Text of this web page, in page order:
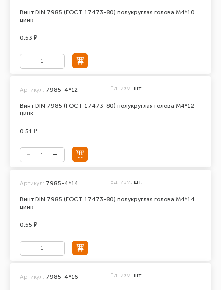
Винт DIN 7985 (ГОСТ 17473-80) полукруглая голова М4*10
цинк
0.53 ₽
Винт DIN 7985 (ГОСТ 17473-80) полукруглая голова М4*12
цинк
Артикул: 7985-4*12 Ед. изм. шт.
0.51 ₽
Винт DIN 7985 (ГОСТ 17473-80) полукруглая голова М4*14
цинк
Артикул: 7985-4*14 Ед. изм. шт.
0.55 ₽
Артикул: 7985-4*16 Ед. изм. шт.